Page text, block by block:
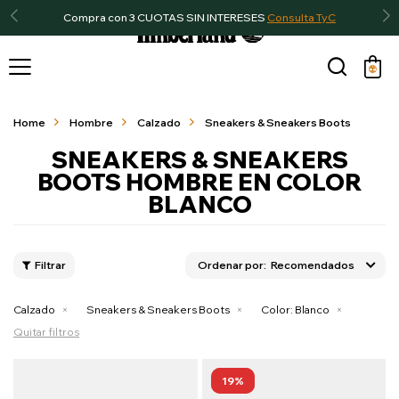
Compra con 3 CUOTAS SIN INTERESES Consulta TyC

Home Hombre Calzado Sneakers & Sneakers Boots
SNEAKERS & SNEAKERS
BOOTS HOMBRE EN COLOR
BLANCO
Recomendados
Calzado Sneakers & Sneakers Boots Color: Blanco
Quitar filtros
19